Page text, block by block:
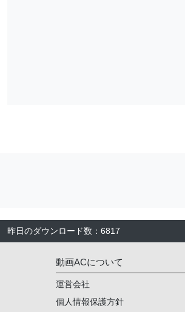
昨日のダウンロード数 ： 6817
動画ACについて
運営会社
個人情報保護方針